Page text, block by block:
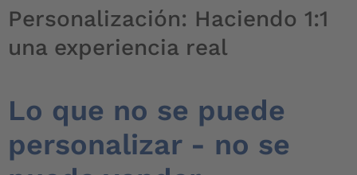
Personalización: Haciendo 1:1
una experiencia real
Lo que no se puede
personalizar- no se